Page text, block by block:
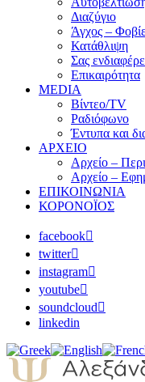
Διαζύγιο
Άγχος –
Κατάθλιψη
Σας
Επικαιρότητα
MEDIA
Βίντεο/TV
Ραδιόφωνο
Έντυπα και
ΑΡΧΕΙΟ
Αρχείο –
Αρχείο –
ΕΠΙΚΟΙΝΩΝΙΑ
ΚΟΡΟΝΟΪΟΣ
facebook
twitter
instagram
youtube
soundcloud
linkedin